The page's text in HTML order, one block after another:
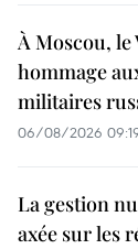
À Moscou,
hommage
militaires
06/08/2026
La gestion
axée sur les